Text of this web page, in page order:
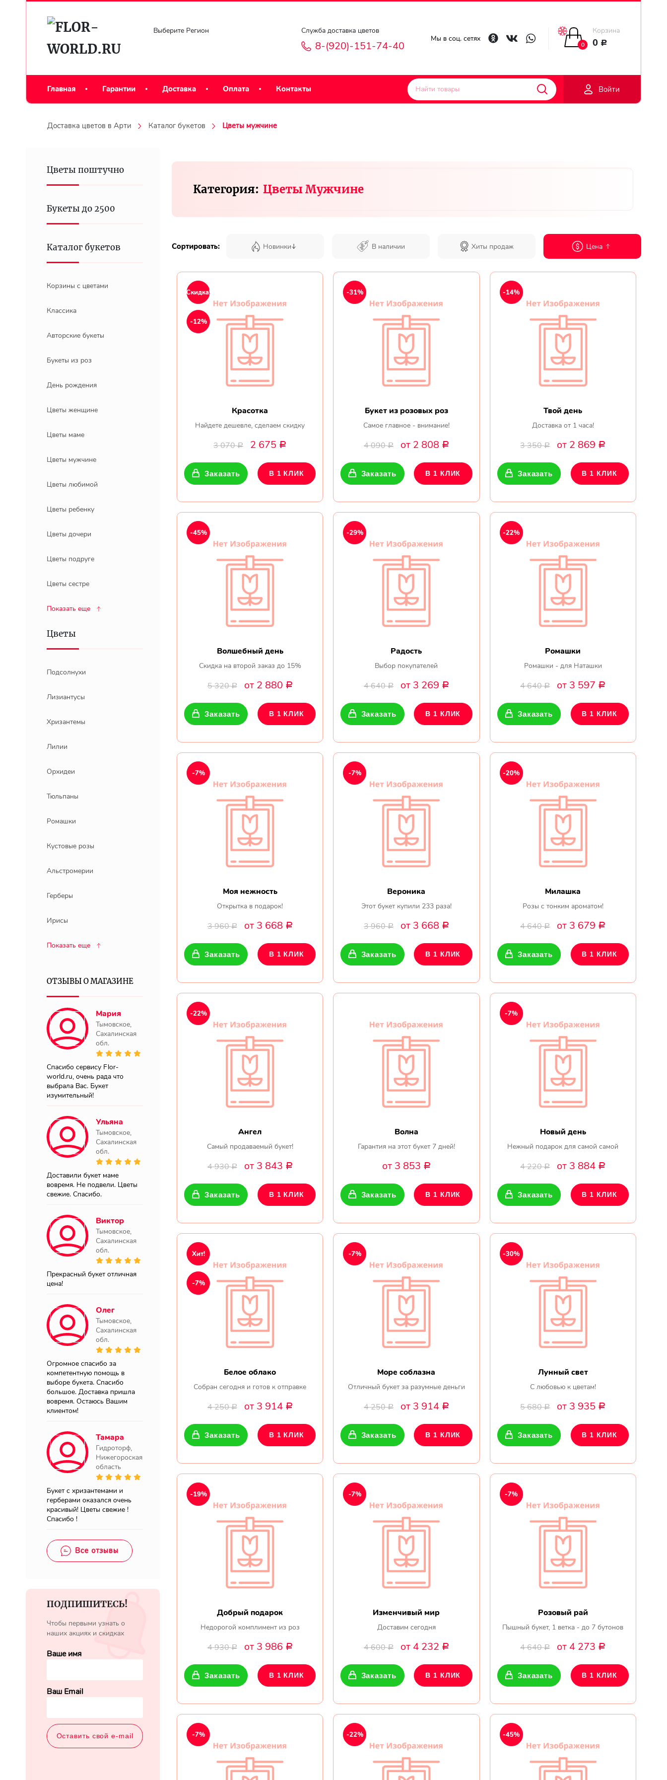
Доставка
Мы в
соц.
Выберите Регион Служба доставка цветов
8-(920)-151-74-40
Мы в соц. сетях
0
Корзина
0 Р
Главная Гарантии Доставка Оплата Контакты Войти
Доставка цветов в Арти Каталог букетов Цветы мужчине
Цветы поштучно
Букеты до 2500
Каталог букетов
Корзины с цветами
Классика
Авторские букеты
Букеты из роз
День рождения
Цветы женщине
Цветы маме
Цветы мужчине
Цветы любимой
Цветы ребенку
Цветы дочери
Цветы подруге
Цветы сестре
Показать еще
Цветы
Подсолнухи
Лизиантусы
Хризантемы
Лилии
Орхидеи
Тюльпаны
Ромашки
Кустовые розы
Альстромерии
Герберы
Ирисы
Показать еще
ОТЗЫВЫ О МАГАЗИНЕ
Мария
Тымовское,
Сахалинская
обл.
Спасибо сервису Flor-
world.ru, очень рада что
выбрала Вас. Букет
изумительный!
Ульяна
Тымовское,
Сахалинская
обл.
Доставили букет маме
вовремя. Не подвели. Цветы
свежие. Спасибо.
Виктор
Тымовское,
Сахалинская
обл.
Прекрасный букет отличная
цена!
Олег
Тымовское,
Сахалинская
обл.
Огромное спасибо за
компетентную помощь в
выборе букета. Спасибо
большое. Доставка пришла
вовремя. Остаюсь Вашим
клиентом!
Тамара
Гидроторф,
Нижегороская
область
Букет с хризантемами и
герберами оказался очень
красивый! Цветы свежие !
Спасибо !
Все отзывы
ПОДПИШИТЕСЬ!
Чтобы первыми узнать о
наших акциях и скидках
Ваше имя
Ваш Email
Категория: Цветы Мужчине
Сортировать: Новинки В наличии Хиты продаж Цена
Красотка
Найдете дешевле, сделаем скидку
3 070Р 2 675 Р
Скидка!
-12%
Заказать В 1 КЛИК
Букет из розовых роз
Самое главное - внимание!
4 090Р от 2 808 Р
-31%
Заказать В 1 КЛИК
Твой день
Доставка от 1 часа!
3 350Р от 2 869 Р
-14%
Заказать В 1 КЛИК
Волшебный день
Скидка на второй заказ до 15%
5 320Р от 2 880 Р
-45%
Заказать В 1 КЛИК
Радость
Выбор покупателей
4 640Р от 3 269 Р
-29%
Заказать В 1 КЛИК
Ромашки
Ромашки - для Наташки
4 640Р от 3 597 Р
-22%
Заказать В 1 КЛИК
Моя нежность
Открытка в подарок!
3 960Р от 3 668 Р
-7%
Заказать В 1 КЛИК
Вероника
Этот букет купили 233 раза!
3 960Р от 3 668 Р
-7%
Заказать В 1 КЛИК
Милашка
Розы с тонким ароматом!
4 640Р от 3 679 Р
-20%
Заказать В 1 КЛИК
Ангел
Самый продаваемый букет!
4 930Р от 3 843 Р
-22%
Заказать В 1 КЛИК
Волна
Гарантия на этот букет 7 дней!
от 3 853 Р
Заказать В 1 КЛИК
Новый день
Нежный подарок для самой самой
4 220Р от 3 884 Р
-7%
Заказать В 1 КЛИК
Белое облако
Собран сегодня и готов к отправке
4 250Р от 3 914 Р
Хит!
-7%
Заказать В 1 КЛИК
Море соблазна
Отличный букет за разумные деньги
4 250Р от 3 914 Р
-7%
Заказать В 1 КЛИК
Лунный свет
С любовью к цветам!
5 680Р от 3 935 Р
-30%
Заказать В 1 КЛИК
Добрый подарок
Недорогой комплимент из роз
4 930Р от 3 986 Р
-19%
Заказать В 1 КЛИК
Изменчивый мир
Доставим сегодня
4 600Р от 4 232 Р
-7%
Заказать В 1 КЛИК
Розовый рай
Пышный букет, 1 ветка - до 7 бутонов
4 640Р от 4 273 Р
-7%
Заказать В 1 КЛИК
-7% -22% -45%